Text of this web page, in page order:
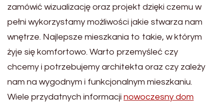
zamówić wizualizację oraz projekt dzięki czemu w
pełni wykorzystamy możliwości jakie stwarza nam
wnętrze. Najlepsze mieszkania to takie, w którym
żyje się komfortowo. Warto przemyśleć czy
chcemy i potrzebujemy architekta oraz czy zależy
nam na wygodnym i funkcjonalnym mieszkaniu.
Wiele przydatnych informacji nowoczesny dom